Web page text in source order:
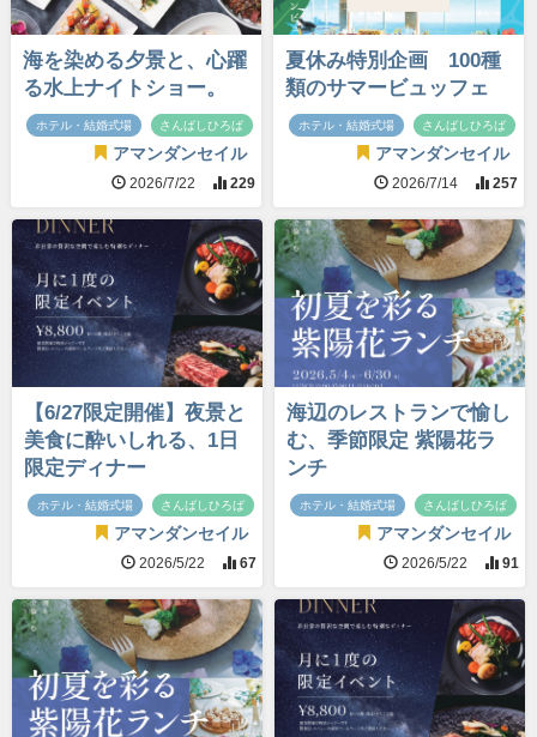
海を染める夕景と、心躍
る水上ナイトショー。
ホテル・結婚式場 さんばしひろば
アマンダンセイル
2026/7/22 229
夏休み特別企画 100種
類のサマービュッフェ
ホテル・結婚式場 さんばしひろば
アマンダンセイル
2026/7/14 257
【6/27限定開催】夜景と
美食に酔いしれる、1日
限定ディナー
ホテル・結婚式場 さんばしひろば
アマンダンセイル
2026/5/22 67
海辺のレストランで愉し
む、季節限定 紫陽花ラ
ンチ
ホテル・結婚式場 さんばしひろば
アマンダンセイル
2026/5/22 91